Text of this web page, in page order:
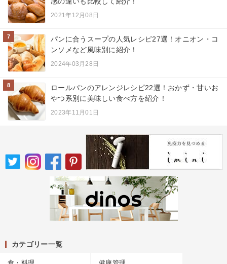
2021年12月08日
7
パンに合うスープの人気レシピ27選！オニオン・コ
ンソメなど風味別に紹介！
2024年03月28日
8
ロールパンのアレンジレシピ22選！おかず・甘いお
やつ系別に美味しい食べ方を紹介！
2023年11月01日
カテゴリー一覧